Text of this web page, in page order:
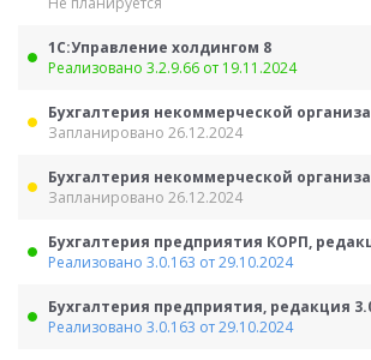
1С:Управление холдингом 8
Реализовано 3.2.9.66 от 19.11.2024
Бухгалтерия некоммерческой
Запланировано 26.12.2024
Бухгалтерия некоммерческой
Запланировано 26.12.2024
Бухгалтерия предприятия КОРП,
Реализовано 3.0.163 от 29.10.2024
Бухгалтерия предприятия, редакция
Реализовано 3.0.163 от 29.10.2024